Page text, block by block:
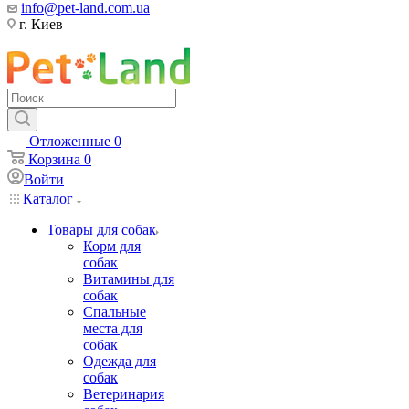
info@pet-land.com.ua
г. Киев
Отложенные 0
Корзина 0
Войти
Каталог
Товары для собак
Корм для
собак
Витамины для
собак
Спальные
места для
собак
Одежда для
собак
Ветеринария